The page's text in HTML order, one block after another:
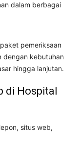
dalam berbagai
pemeriksaan
dengan kebutuhan
hingga lanjutan.
di Hospital
situs web,